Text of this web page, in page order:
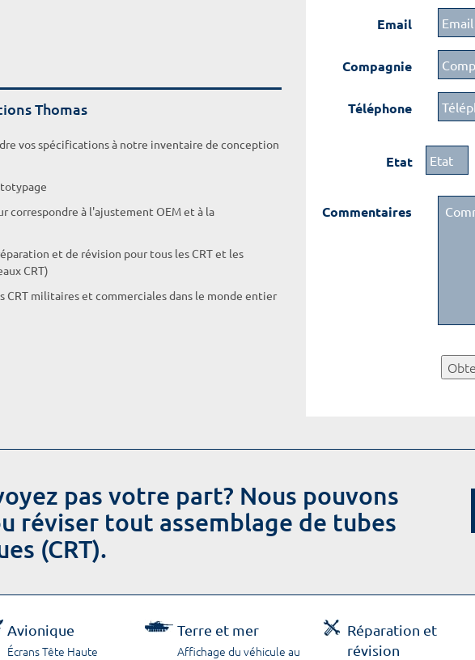
Thomas
vos spécifications à notre inventaire de conception
correspondre à l'ajustement OEM et à la
et de révision pour tous les CRT et les
CRT)
CRT militaires et commerciales dans le monde entier
Email
Compagnie
Téléphone
Etat
Commentaires
pas votre part? Nous pouvons
réviser tout assemblage de tubes
(CRT).
Avionique
Écrans Tête Haute
Terre et mer
Affichage du véhicule au
Réparation et
révision